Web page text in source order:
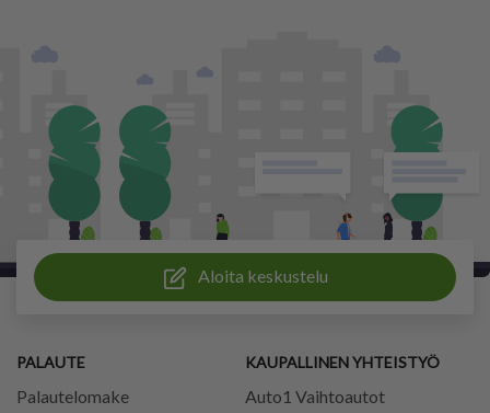
Aloita keskustelu
PALAUTE
Palautelomake
KAUPALLINEN YHTEISTYÖ
Auto1 Vaihtoautot